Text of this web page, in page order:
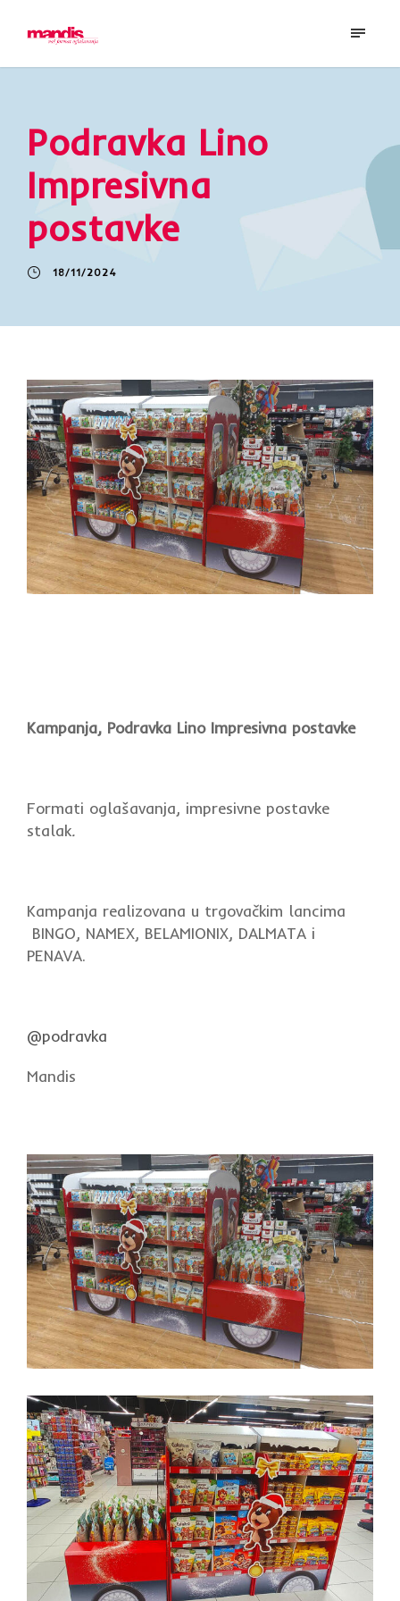
Podravka Lino
Impresivna
postavke
18/11/2024
Kampanja, Podravka Lino Impresivna postavke
Formati oglašavanja, impresivne postavke
stalak.
Kampanja realizovana u trgovačkim lancima
BINGO, NAMEX, BELAMIONIX, DALMATA i
PENAVA.
@podravka
Mandis